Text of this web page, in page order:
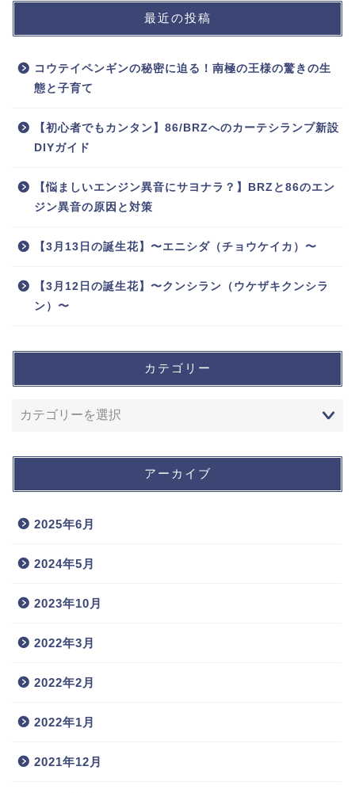
最近の投稿
コウテイペンギンの秘密に迫る！南極の王様の驚きの生
態と子育て
【初心者でもカンタン】86/BRZへのカーテシランプ新設
DIYガイド
【悩ましいエンジン異音にサヨナラ？】BRZと86のエン
ジン異音の原因と対策
【3月13日の誕生花】〜エニシダ（チョウケイカ）〜
【3月12日の誕生花】〜クンシラン（ウケザキクンシラ
ン）〜
カテゴリー
アーカイブ
2025年6月
2024年5月
2023年10月
2022年3月
2022年2月
2022年1月
2021年12月